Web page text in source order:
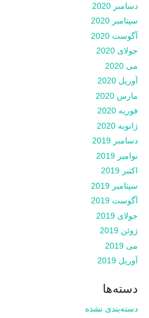
دسامبر 2020
سپتامبر 2020
آگوست 2020
جولای 2020
می 2020
آوریل 2020
مارس 2020
فوریه 2020
ژانویه 2020
دسامبر 2019
نوامبر 2019
اکتبر 2019
سپتامبر 2019
آگوست 2019
جولای 2019
ژوئن 2019
می 2019
آوریل 2019
دسته‌ها
دسته‌بندی نشده